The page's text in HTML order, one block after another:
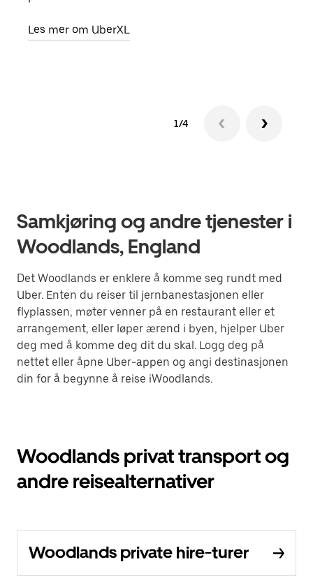
Les mer om UberXL
1/4
Samkjøring og andre tjenester i
Woodlands, England
Det Woodlands er enklere å komme seg rundt med
Uber. Enten du reiser til jernbanestasjonen eller
flyplassen, møter venner på en restaurant eller et
arrangement, eller løper ærend i byen, hjelper Uber
deg med å komme deg dit du skal. Logg deg på
nettet eller åpne Uber-appen og angi destinasjonen
din for å begynne å reise iWoodlands.
Woodlands privat transport og
andre reisealternativer
Woodlands private hire-turer